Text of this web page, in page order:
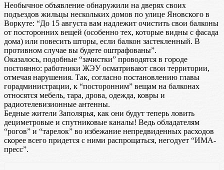
Необычное объявление обнаружили на дверях своих
подъездов жильцы нескольких домов по улице Яновского в
Воркуте: “До 15 августа вам надлежит очистить свои балконы
от посторонних вещей (особенно тех, которые видны с фасада
дома) или повесить шторы, если балкон застекленный. В
противном случае вы будете оштрафованы”.
Оказалось, подобные “зачистки” проводятся в городе
постоянно: работники ЖЭУ осматривают свои территории,
отмечая нарушения. Так, согласно постановлению главы
горадминистрации, к “посторонним” вещам на балконах
относятся мебель, тара, дрова, одежда, ковры и
радиотелевизионные антенны.
Бедные жители Заполярья, как они будут теперь ловить
дециметровые и спутниковые каналы! Ведь обладателям
“рогов” и “тарелок” во избежание непредвиденных расходов
скорее всего придется с ними распрощаться, негодует “ИМА-
пресс”.